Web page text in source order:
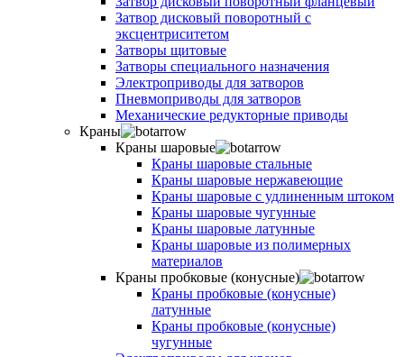
Затвор дисковый поворотный с
эксцентриситетом
Затворы щитовые
Затворы специального назначения
Электроприводы для затворов
Пневмоприводы для затворов
Механические редукторные приводы
Краны
Краны шаровые
Краны шаровые стальные
Краны шаровые нержавеющие
Краны шаровые с удлиненным штоком
Краны шаровые чугунные
Краны шаровые латунные
Краны шаровые из полимерных
материалов
Краны пробковые (конусные)
Краны пробковые (конусные)
латунные
Краны пробковые (конусные)
чугунные